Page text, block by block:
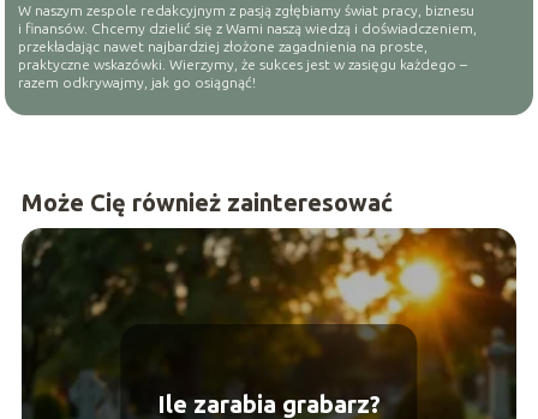
W naszym zespole redakcyjnym z pasją zgłębiamy świat pracy, biznesu
i finansów. Chcemy dzielić się z Wami naszą wiedzą i doświadczeniem,
przekładając nawet najbardziej złożone zagadnienia na proste,
praktyczne wskazówki. Wierzymy, że sukces jest w zasięgu każdego –
razem odkrywajmy, jak go osiągnąć!
Może Cię również zainteresować
Ile zarabia grabarz?